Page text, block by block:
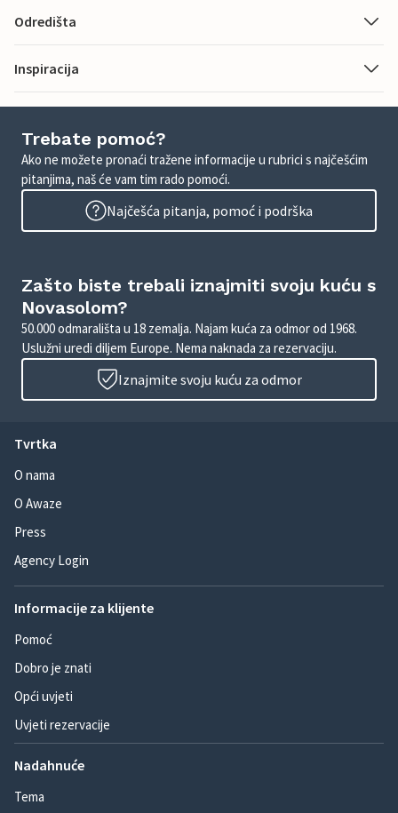
Odredišta
Inspiracija
Trebate pomoć?
Ako ne možete pronaći tražene informacije u rubrici s najčešćim
pitanjima, naš će vam tim rado pomoći.
Najčešća pitanja, pomoć i podrška
Zašto biste trebali iznajmiti svoju kuću s
Novasolom?
50.000 odmarališta u 18 zemalja. Najam kuća za odmor od 1968.
Uslužni uredi diljem Europe. Nema naknada za rezervaciju.
Iznajmite svoju kuću za odmor
Tvrtka
O nama
O Awaze
Press
Agency Login
Informacije za klijente
Pomoć
Dobro je znati
Opći uvjeti
Uvjeti rezervacije
Nadahnuće
Tema